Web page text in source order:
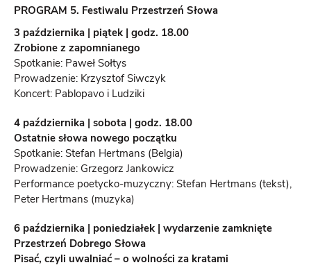
PROGRAM 5. Festiwalu Przestrzeń Słowa
3 października | piątek | godz. 18.00
Zrobione z zapomnianego
Spotkanie: Paweł Sołtys
Prowadzenie: Krzysztof Siwczyk
Koncert: Pablopavo i Ludziki
4 października | sobota | godz. 18.00
Ostatnie słowa nowego początku
Spotkanie: Stefan Hertmans (Belgia)
Prowadzenie: Grzegorz Jankowicz
Performance poetycko-muzyczny: Stefan Hertmans (tekst),
Peter Hertmans (muzyka)
6 października | poniedziałek | wydarzenie zamknięte
Przestrzeń Dobrego Słowa
Pisać, czyli uwalniać – o wolności za kratami